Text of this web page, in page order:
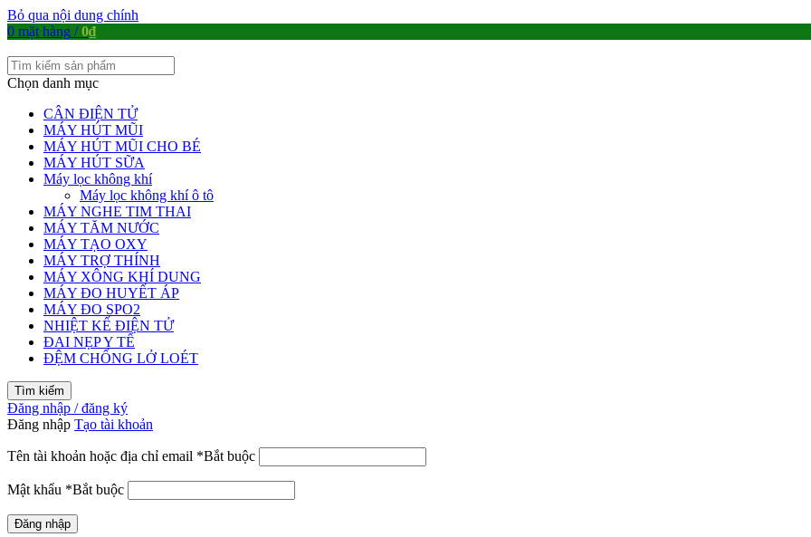
Bỏ qua nội dung chính
0 mặt hàng / 0₫
Chọn danh mục
CÂN ĐIỆN TỬ
MÁY HÚT MŨI
MÁY HÚT MŨI CHO BÉ
MÁY HÚT SỮA
Máy lọc không khí
Máy lọc không khí ô tô
MÁY NGHE TIM THAI
MÁY TĂM NƯỚC
MÁY TẠO OXY
MÁY TRỢ THÍNH
MÁY XÔNG KHÍ DUNG
MÁY ĐO HUYẾT ÁP
MÁY ĐO SPO2
NHIỆT KẾ ĐIỆN TỬ
ĐAI NẸP Y TẾ
ĐỆM CHỐNG LỞ LOÉT
Tìm kiếm
Đăng nhập / đăng ký
Đăng nhập Tạo tài khoản
Tên tài khoản hoặc địa chỉ email *Bắt buộc
Mật khẩu *Bắt buộc
Đăng nhập